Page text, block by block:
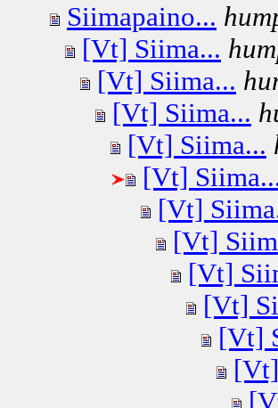
Siimapaino...
[Vt] Siima...
[Vt] Siima...
[Vt] Siima...
[Vt] Siima...
[Vt]
[Vt]
[Vt]
[Vt]
[Vt]
[Vt]